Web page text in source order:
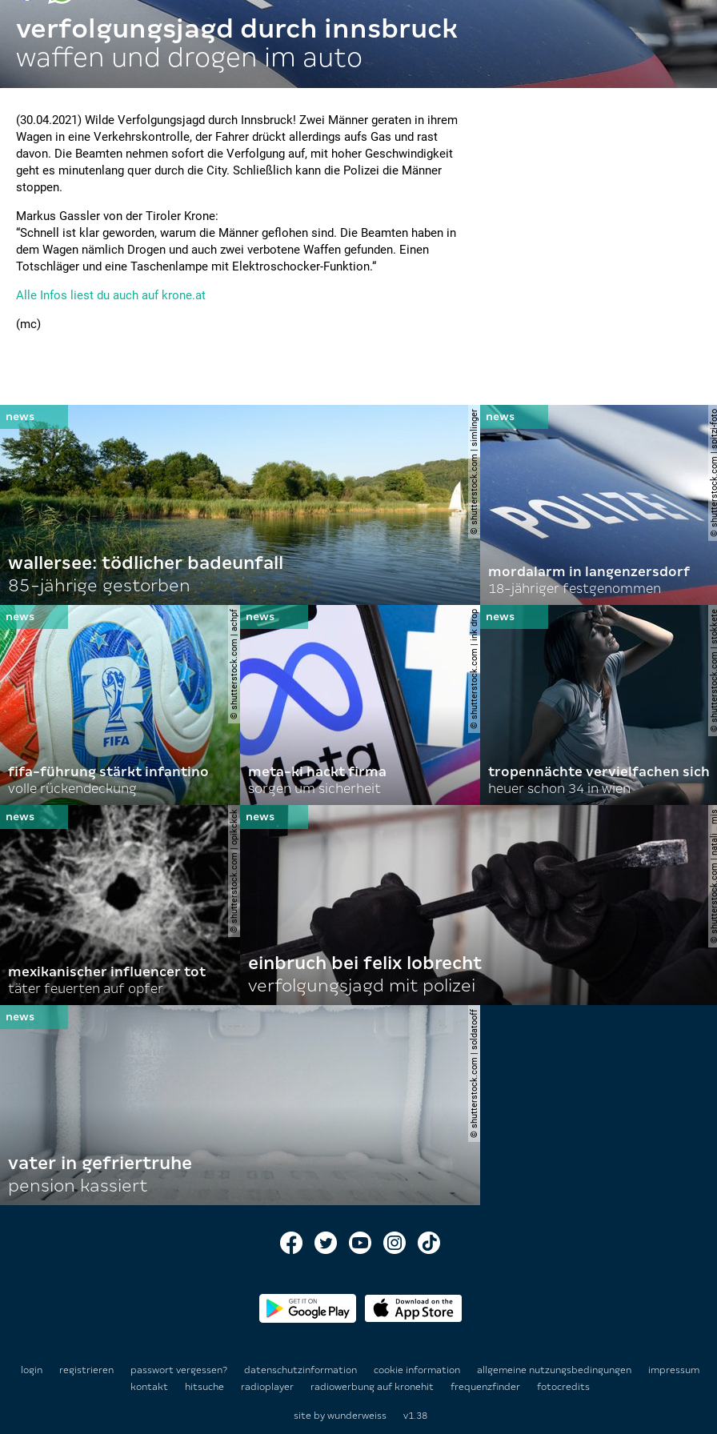
verfolgungsjagd durch innsbruck
waffen und drogen im auto
(30.04.2021) Wilde Verfolgungsjagd durch Innsbruck! Zwei Männer geraten in ihrem
Wagen in eine Verkehrskontrolle, der Fahrer drückt allerdings aufs Gas und rast
davon. Die Beamten nehmen sofort die Verfolgung auf, mit hoher Geschwindigkeit
geht es minutenlang quer durch die City. Schließlich kann die Polizei die Männer
stoppen.
Markus Gassler von der Tiroler Krone:
“Schnell ist klar geworden, warum die Männer geflohen sind. Die Beamten haben in
dem Wagen nämlich Drogen und auch zwei verbotene Waffen gefunden. Einen
Totschläger und eine Taschenlampe mit Elektroschocker-Funktion.“
Alle Infos liest du auch auf krone.at
(mc)
© shutterstock.com | simlinger
wallersee: tödlicher badeunfall
85-jährige gestorben
©
mordalarm in langenzersdorf
18-jähriger festgenommen
© shutterstock.com | achpf
fifa-führung stärkt infantino
volle rückendeckung
© shutterstock.com | ink drop
meta-ki hackt firma
sorgen um sicherheit
© shutterstock.com | stokkete
tropennächte vervielfachen sich
heuer schon 34 in wien
© shutterstock.com | opikckck
mexikanischer influencer tot
täter feuerten auf opfer
©
einbruch bei felix lobrecht
verfolgungsjagd mit polizei
© shutterstock.com | soldatooff
vater in gefriertruhe
pension kassiert
login registrieren passwort vergessen? datenschutzinformation cookie information allgemeine nutzungsbedingungen
impressum
kontakt
hitsuche radioplayer radiowerbung auf kronehit frequenzfinder fotocredits
site by wunderweiss v1.38